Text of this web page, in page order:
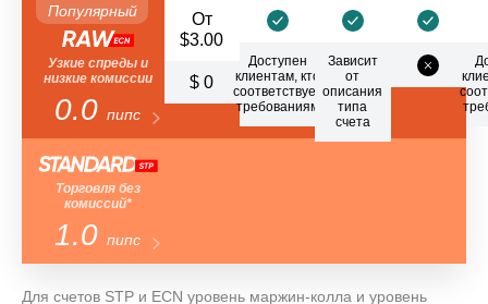
Популярный
Узкие спреды и
низкие комиссии
0.0пипс
Торговля без
комиссий*
1.0пипс
От
$3.00
$ 0
Доступен
клиентам, кто
соответствует
требованиям
Зависит
от
описания
типа
счета
Для счетов STP и ECN уровень маржин-колла и уровень